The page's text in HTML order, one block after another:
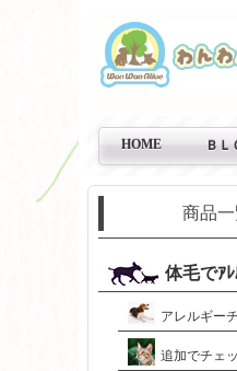
HOME ＢＬ
商品
体毛でｱﾚ
アレルギー
追加でチェ